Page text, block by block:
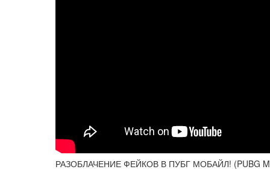
РАЗОБЛАЧЕНИЕ ФЕЙКОВ В ПУБГ МОБАЙЛ! (PUBG